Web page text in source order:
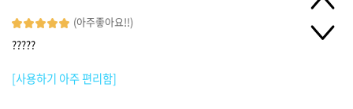
(아주좋아요!!)
?????
[사용하기 아주 편리함]